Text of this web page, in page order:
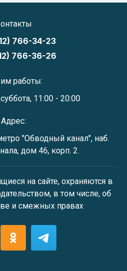
766-34-23
766-36-26
работы:
11:00 - 20:00
Адрес:
"Обводный канал", наб.
дом 46, корп. 2.
на сайте, охраняются в
в том числе, об
и смежных правах